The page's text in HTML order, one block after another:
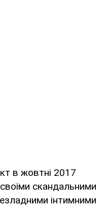
в жовтні 2017
скандальними
інтимними